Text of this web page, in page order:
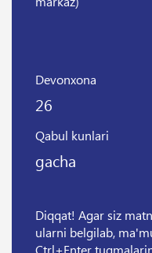
Devonxona
26
Qabul kunlari
gacha
Diqqat! Agar siz
ularni belgilab,
Ctrl+Enter